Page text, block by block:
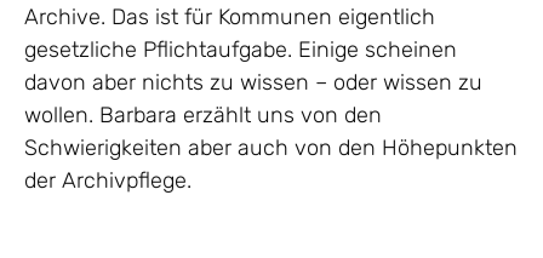
Archive. Das ist für Kommunen eigentlich
gesetzliche Pflichtaufgabe. Einige scheinen
davon aber nichts zu wissen – oder wissen zu
wollen. Barbara erzählt uns von den
Schwierigkeiten aber auch von den Höhepunkten
der Archivpflege.